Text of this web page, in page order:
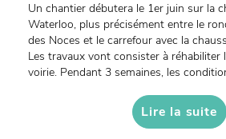
Un chantier débutera le 1er juin sur la
Waterloo, plus précisément entre le
des Noces et le carrefour avec la
Les travaux vont consister à réhabiliter
voirie. Pendant 3 semaines, les
Lire la suite